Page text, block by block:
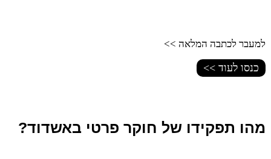
למעבר לכתבה המלאה >>
כנסו לעוד >>
מהו תפקידו של חוקר פרטי באשדוד?